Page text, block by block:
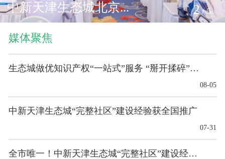
中新天津生态城北京... 2/5
媒体聚焦
生态城做优知识产权“一站式”服务 “掰开揉碎”挖创新 企业专利“1变3”
08-05
中新天津生态城“完整社区”建设经验获全国推广
07-31
全市唯一！中新天津生态城“完整社区”建设经验获全国推广